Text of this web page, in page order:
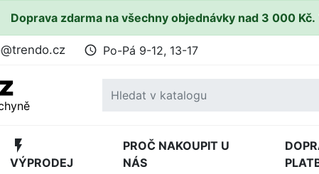
Doprava zdarma na všechny objednávky nad 3 000 Kč.
access_time Po-Pá 9-12, 13-17
flash_on
VÝPRODEJ
PROČ NAKOUPIT U
NÁS